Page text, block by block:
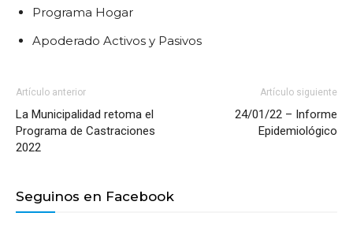
Programa Hogar
Apoderado Activos y Pasivos
Artículo anterior
La Municipalidad retoma el
Programa de Castraciones
2022
Artículo siguiente
24/01/22 – Informe
Epidemiológico
Seguinos en Facebook